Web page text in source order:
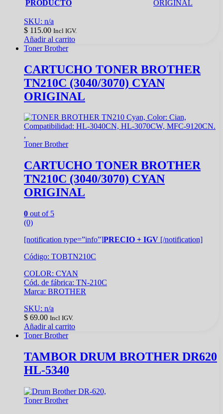
PRODUCTO ORIGINAL
SKU: n/a
$ 115.00 Incl IGV.
Añadir al carrito
Toner Brother
CARTUCHO TONER BROTHER
TN210C (3040/3070) CYAN
ORIGINAL
Toner Brother
CARTUCHO TONER BROTHER
TN210C (3040/3070) CYAN
ORIGINAL
0 out of 5
(0)
[notification type=”info”]PRECIO + IGV [/notification]
Código: TOBTN210C
COLOR: CYAN
Cód. de fábrica: TN-210C
Marca: BROTHER
SKU: n/a
$ 69.00 Incl IGV.
Añadir al carrito
Toner Brother
TAMBOR DRUM BROTHER DR620
HL-5340
Toner Brother